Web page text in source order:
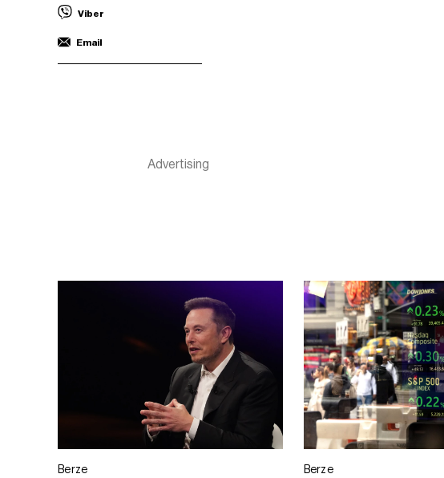
Viber
Email
Berze Berze